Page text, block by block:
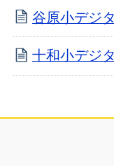
谷原小デジ
十和小デジ